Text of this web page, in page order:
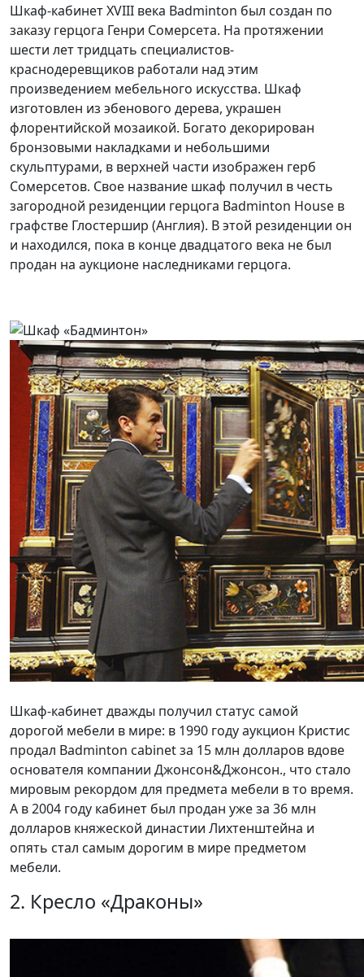
Шкаф-кабинет XVIII века Badminton был создан по
заказу герцога Генри Сомерсета. На протяжении
шести лет тридцать специалистов-
краснодеревщиков работали над этим
произведением мебельного искусства. Шкаф
изготовлен из эбенового дерева, украшен
флорентийской мозаикой. Богато декорирован
бронзовыми накладками и небольшими
скульптурами, в верхней части изображен герб
Сомерсетов. Свое название шкаф получил в честь
загородной резиденции герцога Badminton House в
графстве Глостершир (Англия). В этой резиденции он
и находился, пока в конце двадцатого века не был
продан на аукционе наследниками герцога.
Шкаф-кабинет дважды получил статус самой
дорогой мебели в мире: в 1990 году аукцион Кристис
продал Badminton cabinet за 15 млн долларов вдове
основателя компании Джонсон&Джонсон., что стало
мировым рекордом для предмета мебели в то время.
А в 2004 году кабинет был продан уже за 36 млн
долларов княжеской династии Лихтенштейна и
опять стал самым дорогим в мире предметом
мебели.
2. Кресло «Драконы»